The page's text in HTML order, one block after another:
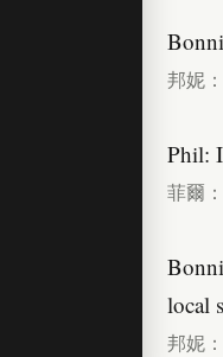
邦妮
Phil:
菲爾
local
邦妮